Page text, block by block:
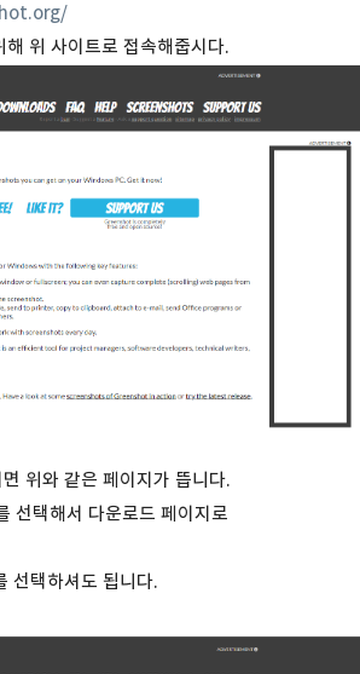
위 사이트로 접속해줍시다.
위와 같은 페이지가 뜹니다.
선택해서 다운로드 페이지로
선택하셔도 됩니다.